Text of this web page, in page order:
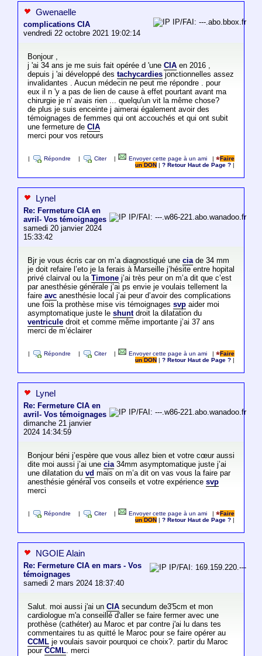
Gwenaelle
complications CIA
vendredi 22 octobre 2021 19:02:14
IP/FAI: ---.abo.bbox.fr
Bonjour ,
j 'ai 34 ans je me suis fait opérée d 'une CIAen 2016 ,
depuis j 'ai développé des tachycardiesjonctionnelles assez
invalidantes . Aucun médecin ne peut me répondre . pour
eux il n 'y a pas de lien de cause à effet pourtant avant ma
chirurgie je n' avais rien ... quelqu'un vit la même chose?
de plus je suis enceinte j aimerai également avoir des
témoignages de femmes qui ont accouchés et qui ont subit
une fermeture de CIA
merci pour vos retours
Répondre Citer Envoyer cette page à un ami |
Faire
un DON
|? Retour Haut de Page ?
Lynel
Re: Fermeture CIA en
avril- Vos témoignages
samedi 20 janvier 2024
15:33:42
IP/FAI: ---.w86-221.abo.wanadoo.fr
Bjr je vous écris car on m’a diagnostiqué une ciade 34 mm
je doit refaire l’eto je la ferais à Marseille j’hésite entre hopital
privé clairval ou la Timonej’ai très peur on m’a dit que c’est
par anesthésie générale j’ai ps envie je voulais tellement la
faire avcanesthésie local j’ai peur d’avoir des complications
une fois la prothèse mise vis témoignages svpaider moi
asymptomatique juste le shuntdroit la dilatation du
ventriculedroit et comme même importante j’ai 37 ans
merci de m’éclairer
Répondre Citer Envoyer cette page à un ami |
Faire
un DON
|? Retour Haut de Page ?
Lynel
Re: Fermeture CIA en
avril- Vos témoignages
dimanche 21 janvier
2024 14:34:59
IP/FAI: ---.w86-221.abo.wanadoo.fr
Bonjour béni j’espère que vous allez bien et votre cœur aussi
dite moi aussi j’ai une cia34mm asymptomatique juste j’ai
une dilatation du vd mais on m’a dit on vas vous la faire par
anesthésie général vos conseils et votre expérience svp
merci
Répondre Citer Envoyer cette page à un ami |
Faire
un DON
|? Retour Haut de Page ?
NGOIE Alain
Re: Fermeture CIA en mars - Vos
témoignages
samedi 2 mars 2024 18:37:40
IP/FAI: 169.159.220.---
Salut. moi aussi j'ai un CIAsecundum de3'5cm et mon
cardiologue m'a conseillé d'aller se faire fermer avec une
prothèse (cathéter) au Maroc et par contre j'ai lu dans tes
commentaires tu as quitté le Maroc pour se faire opérer au
CCMLje voulais savoir pourquoi ce choix?. partir du Maroc
pour CCML. merci